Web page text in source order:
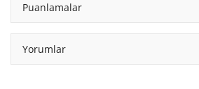
Puanlamalar
Yorumlar